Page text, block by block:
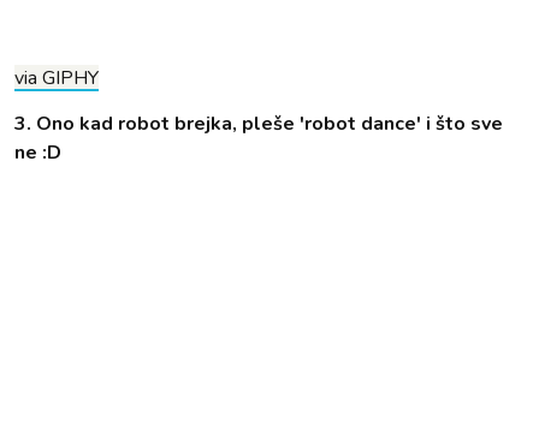
via GIPHY
3. Ono kad robot brejka, pleše 'robot dance' i što sve
ne :D